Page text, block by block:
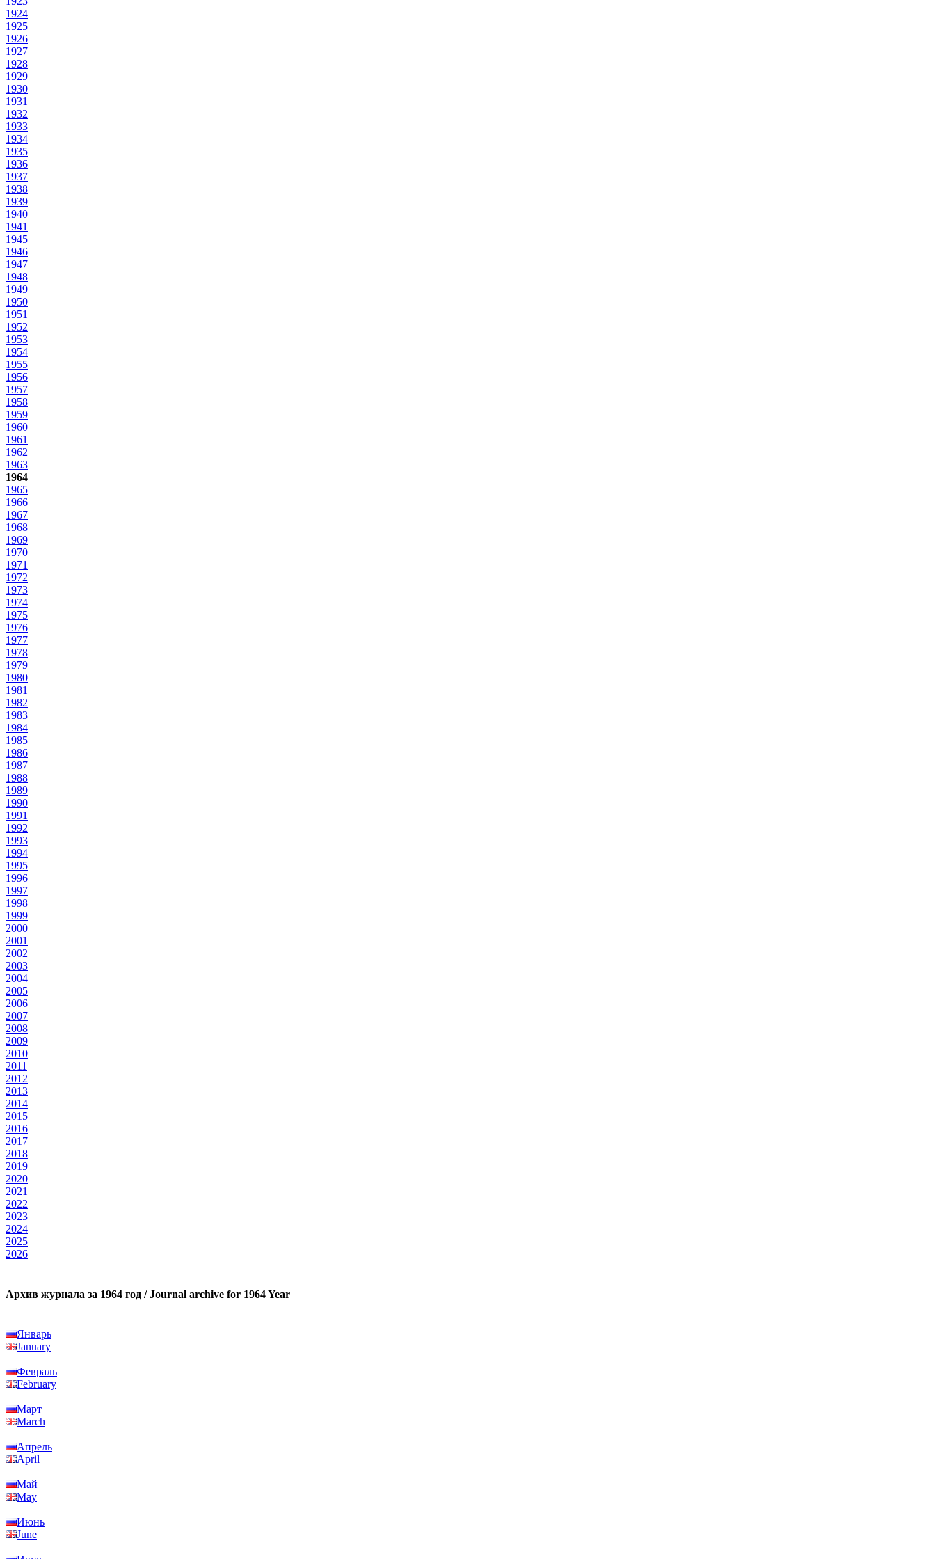
1924
1925
1926
1927
1928
1929
1930
1931
1932
1933
1934
1935
1936
1937
1938
1939
1940
1941
1945
1946
1947
1948
1949
1950
1951
1952
1953
1954
1955
1956
1957
1958
1959
1960
1961
1962
1963
1964
1965
1966
1967
1968
1969
1970
1971
1972
1973
1974
1975
1976
1977
1978
1979
1980
1981
1982
1983
1984
1985
1986
1987
1988
1989
1990
1991
1992
1993
1994
1995
1996
1997
1998
1999
2000
2001
2002
2003
2004
2005
2006
2007
2008
2009
2010
2011
2012
2013
2014
2015
2016
2017
2018
2019
2020
2021
2022
2023
2024
2025
2026
Архив журнала за 1964 год / Journal archive for 1964 Year
Январь
January
Февраль
February
Март
March
Апрель
April
Май
May
Июнь
June